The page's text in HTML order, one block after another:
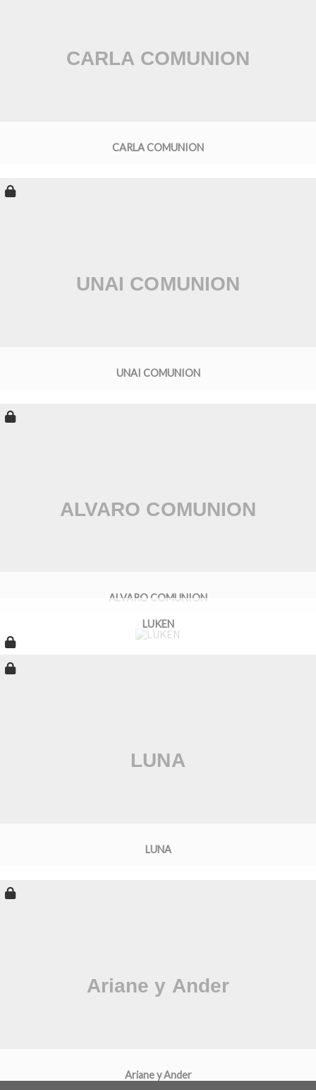
CARLA COMUNION
UNAI COMUNION
ALVARO COMUNION
LUKEN
LUNA
Ariane y Ander